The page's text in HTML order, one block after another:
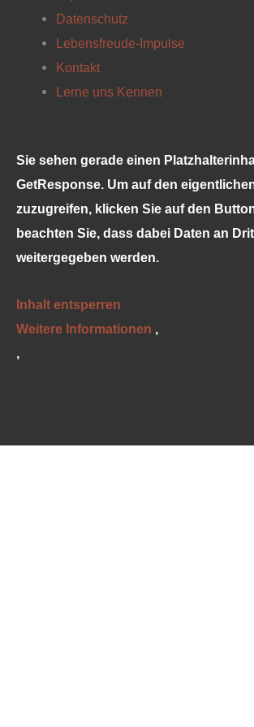
e
b
o
o
k
t
a
g
r
a
m
t
r
e
s
t
e
Datenschutz
Lebensfreude-Impulse
Kontakt
Lerne uns Kennen
Sie sehen gerade einen
GetResponse. Um auf den
zuzugreifen, klicken Sie auf den
beachten Sie, dass dabei Daten an
weitergegeben werden.
Inhalt entsperren
Weitere Informationen ‚
‚